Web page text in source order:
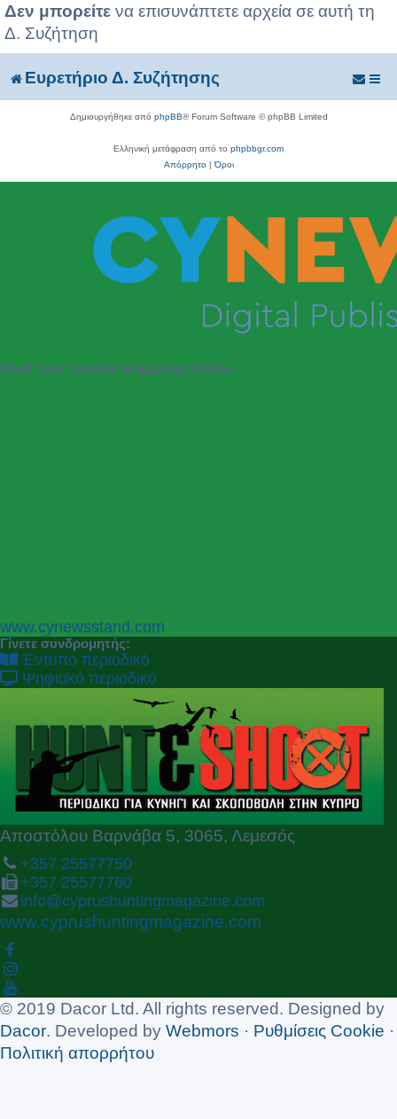
Δεν μπορείτε να επισυνάπτετε αρχεία σε αυτή τη
Δ. Συζήτηση
Ευρετήριο Δ. Συζήτησης
Δημιουργήθηκε από phpBB® Forum Software © phpBB Limited
Ελληνική μετάφραση από το phpbbgr.com
Απόρρητο|Όροι
Read Your Favorite Magazines Online
P
r
e
v
N
e
x
t
www.cynewsstand.com
Γίνετε συνδρομητής:
Έντυπο περιοδικό
Ψηφιακό περιοδικό
Αποστόλου Βαρνάβα 5, 3065, Λεμεσός
+357 25577750
+357 25577760
info@cyprushuntingmagazine.com
www.cyprushuntingmagazine.com
© 2019 Dacor Ltd. All rights reserved. Designed by
Dacor. Developed by Webmors · Ρυθμίσεις Cookie ·
Πολιτική απορρήτου